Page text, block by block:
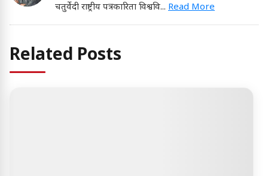
चतुर्वेदी राष्ट्रीय पत्रकारिता विश्ववि... Read More
Related Posts